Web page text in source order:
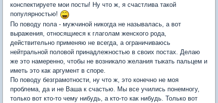
конспектируете мои посты! Ну что ж, я счастлива такой
популярностью!
По поводу пола - мужчиной никогда не называлась, а вот
выражения, относящиеся к глаголам женского рода,
действительно применяю не всегда, а ограничиваюсь
нейтральной половой принадлежностью в своих постах. Делаю
же это намеренно, чтобы не возникало желания тыкать пальцем и
иметь это как аргумент в споре.
По поводу безграмотности, ну что ж, это конечно не моя
проблема, да и не Ваша к счастью. Мы все учились понемногу,
только вот кто-то чему нибудь, а кто-то как нибудь. Только вот